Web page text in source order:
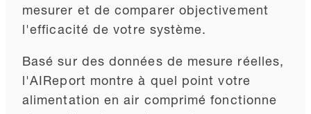
mesurer et de comparer objectivement
l'efficacité de votre système.
Basé sur des données de mesure réelles,
l'AIReport montre à quel point votre
alimentation en air comprimé fonctionne